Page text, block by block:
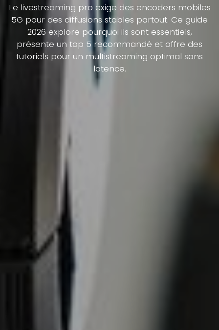
Le livestreaming pro exige des encoders mobiles
5G pour des diffusions stables partout. Ce guide
2026 explore pourquoi ils sont essentiels,
présente un top 5 recommandé et offre des
tutoriels pour un multistreaming optimal sans
latence.